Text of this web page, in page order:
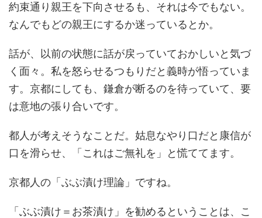
約束通り親王を下向させるも、それは今でもない。
なんでもどの親王にするか迷っているとか。
話が、以前の状態に話が戻っていておかしいと気づ
く面々。私を怒らせるつもりだと義時が悟っていま
す。京都にしても、鎌倉が断るのを待っていて、要
は意地の張り合いです。
都人が考えそうなことだ。姑息なやり口だと康信が
口を滑らせ、「これはご無礼を」と慌ててます。
京都人の「ぶぶ漬け理論」ですね。
「ぶぶ漬け＝お茶漬け」を勧めるということは、こ